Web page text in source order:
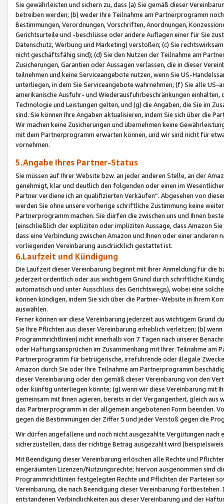
Sie gewährleisten und sichern zu, dass (a) Sie gemäß dieser
betreiben werden; (b) weder Ihre Teilnahme am Partnerprogramm
Bestimmungen, Verordnungen, Vorschriften, Anordnungen,
Gerichtsurteile und -beschlüsse oder andere Auflagen einer für Sie
Datenschutz, Werbung und Marketing) verstoßen; (c) Sie
nicht geschäftsfähig sind); (d) Sie den Nutzen der Teilnahme am
Zusicherungen, Garantien oder Aussagen verlassen, die in dieser
teilnehmen und keine Serviceangebote nutzen, wenn Sie US-
unterliegen, in dem Sie Serviceangebote wahrnehmen; (f) Sie alle
amerikanische Ausfuhr- und Wiederausfuhrbeschränkungen
Technologie und Leistungen gelten, und (g) die Angaben, die Sie im
sind. Sie können Ihre Angaben aktualisieren, indem Sie sich über die
Wir machen keine Zusicherungen und übernehmen keine
mit dem Partnerprogramm erwarten können, und wir sind nicht für
vornehmen.
5.Angabe Ihres Partner-Status
Sie müssen auf Ihrer Website bzw. an jeder anderen Stelle, an der
genehmigt, klar und deutlich den folgenden oder einen im
Partner verdiene ich an qualifizierten Verkäufen“. Abgesehen von
werden Sie ohne unsere vorherige schriftliche Zustimmung keine
Partnerprogramm machen. Sie dürfen die zwischen uns und Ihnen
(einschließlich der expliziten oder impliziten Aussage, dass Amazon
dass eine Verbindung zwischen Amazon und Ihnen oder einer
vorliegenden Vereinbarung ausdrücklich gestattet ist.
6.Laufzeit und Kündigung
Die Laufzeit dieser Vereinbarung beginnt mit Ihrer Anmeldung für die
jederzeit ordentlich oder aus wichtigem Grund durch schriftliche
automatisch und unter Ausschluss des Gerichtswegs), wobei eine
können kündigen, indem Sie sich über die Partner-Website in Ihrem
auswählen.
Ferner können wir diese Vereinbarung jederzeit aus wichtigem Grund
Sie Ihre Pflichten aus dieser Vereinbarung erheblich verletzen; (b)
Programmrichtlinien) nicht innerhalb von 7 Tagen nach unserer
oder Haftungsansprüchen im Zusammenhang mit Ihrer Teilnahme am
Partnerprogramm für betrügerische, irreführende oder illegale
Amazon durch Sie oder Ihre Teilnahme am Partnerprogramm
dieser Vereinbarung oder den gemäß dieser Vereinbarung von den
oder künftig unterliegen könnte; (g) wenn wir diese Vereinbarung mit
gemeinsam mit Ihnen agieren, bereits in der Vergangenheit, gleich
das Partnerprogramm in der allgemein angebotenen Form beenden.
gegen die Bestimmungen der Ziffer 5 und jeder Verstoß gegen die
Wir dürfen angefallene und noch nicht ausgezahlte Vergütungen
sicherzustellen, dass der richtige Betrag ausgezahlt wird
Mit Beendigung dieser Vereinbarung erlöschen alle Rechte und
eingeräumten Lizenzen/Nutzungsrechte; hiervon ausgenommen sind
Programmrichtlinien festgelegten Rechte und Pflichten der Parteien
Vereinbarung, die nach Beendigung dieser Vereinbarung
entstandenen Verbindlichkeiten aus dieser Vereinbarung und der